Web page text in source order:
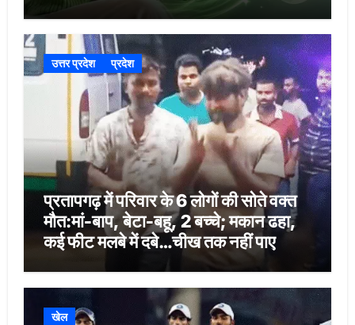
उत्तर प्रदेश प्रदेश
प्रतापगढ़ में परिवार के 6 लोगों की सोते वक्त
मौत:मां-बाप, बेटा-बहू, 2 बच्चे; मकान ढहा,
कई फीट मलबे में दबे…चीख तक नहीं पाए
खेल